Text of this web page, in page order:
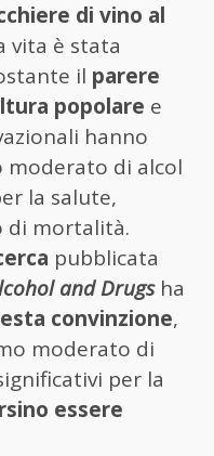
di vino al
vita è stata
il parere
popolare e
hanno
moderato di alcol
la salute,
di mortalità.
pubblicata
and Drugsha
convinzione,
moderato di
per la
essere